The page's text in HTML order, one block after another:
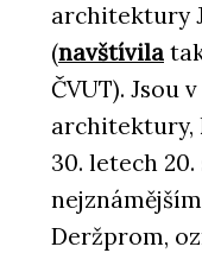
architektury
(navštívila
ČVUT). Jsou
architektury,
30. letech
Deržprom,